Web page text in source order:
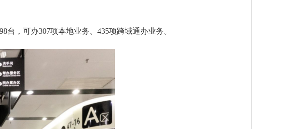
，可办307项本地业务、435项跨域通办业务。